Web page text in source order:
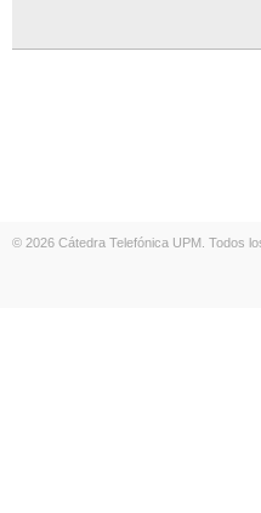
© 2026 Cátedra Telefónica UPM. Todos